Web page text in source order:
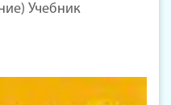
Учебник